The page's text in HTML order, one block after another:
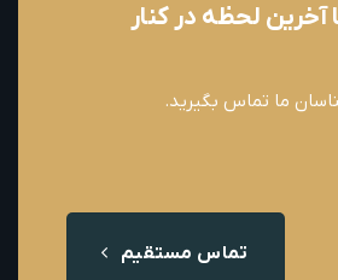
آخرین لحظه در کنار
ما تماس بگیرید.
تماس مستقیم